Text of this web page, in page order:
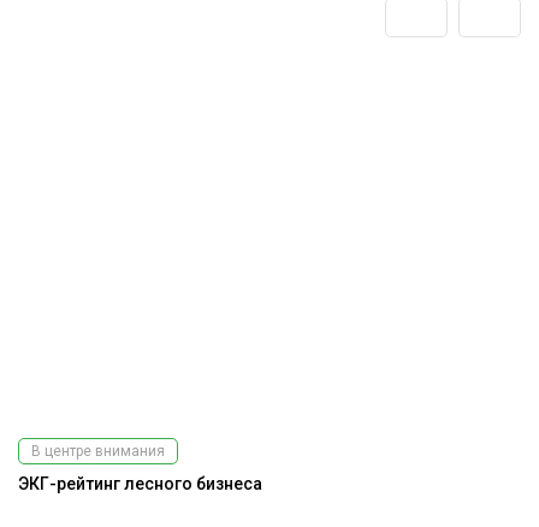
В центре внимания
ЭКГ-рейтинг лесного бизнеса